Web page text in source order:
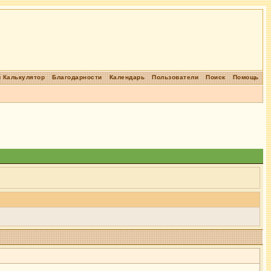
Помощь
Поиск
Пользователи
Календарь
Благодарности